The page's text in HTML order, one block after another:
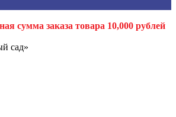
сумма заказа товара 10,000 рублей